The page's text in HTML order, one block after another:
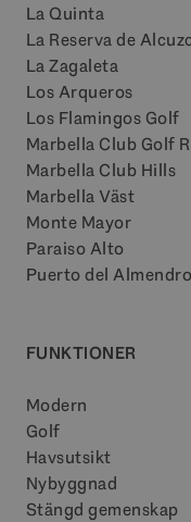
La Quinta
La Reserva de
La Zagaleta
Los Arqueros
Los Flamingos Golf
Marbella Club Golf
Marbella Club Hills
Marbella Väst
Monte Mayor
Paraiso Alto
Puerto del Almendro
FUNKTIONER
Modern
Golf
Havsutsikt
Nybyggnad
Stängd gemenskap